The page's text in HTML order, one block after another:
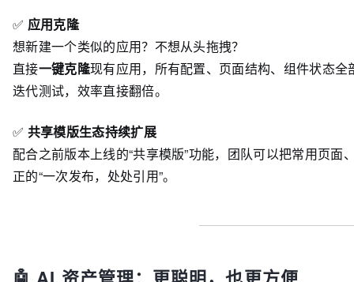
✅ 应用克隆
想新建一个类似的应用？不想从头拖拽？
直接一键克隆现有应用，所有配置、页面结构、组件状态
迭代测试，效率直接翻倍。
✅ 共享模版生态持续扩展
配合之前版本上线的“共享模版”功能，团队可以把常用页面
正的“一次发布，处处引用”。